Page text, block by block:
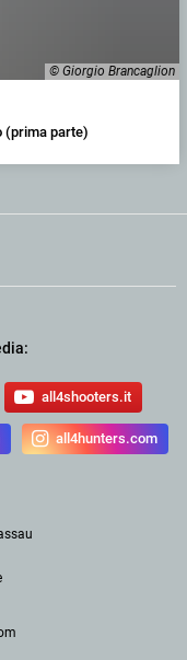
© Giorgio Brancaglion
(prima parte)
all4shooters.it
all4hunters.com